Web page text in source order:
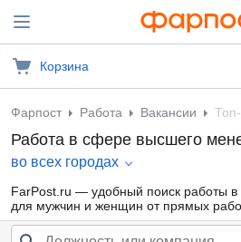
Корзина
Фарпост Работа Вакансии
Работа в сфере высшего
во всех городах
FarPost.ru — удобный поиск работы
для мужчин и женщин от прямых
кадровых агентств. Свежие вакансии